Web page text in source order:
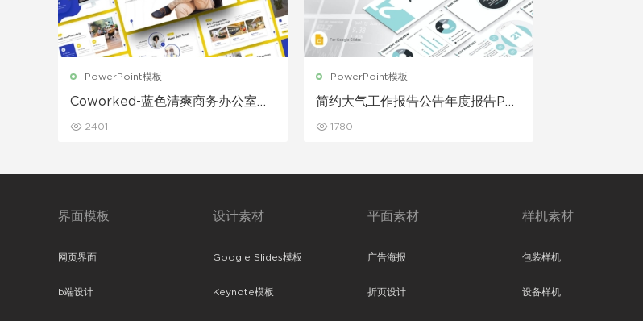
PowerPoint模板
Coworked-蓝色清爽商务办公室行
2401
PowerPoint模板
简约大气工作报告公告年度报告PP
1780
界面模板
网页界面
b端设计
设计素材
Google Slides模板
Keynote模板
平面素材
广告海报
折页设计
样机素材
包装样机
设备样机